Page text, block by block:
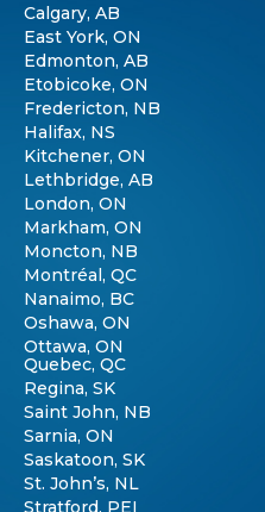
Calgary, AB
East York, ON
Edmonton, AB
Etobicoke, ON
Fredericton, NB
Halifax, NS
Kitchener, ON
Lethbridge, AB
London, ON
Markham, ON
Moncton, NB
Montréal, QC
Nanaimo, BC
Oshawa, ON
Ottawa, ON
Quebec, QC
Regina, SK
Saint John, NB
Sarnia, ON
Saskatoon, SK
St. John’s, NL
Stratford, PEI